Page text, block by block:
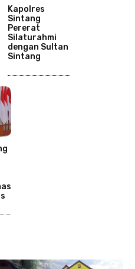
Kapolres
Sintang
Pererat
Silaturahmi
dengan Sultan
Sintang